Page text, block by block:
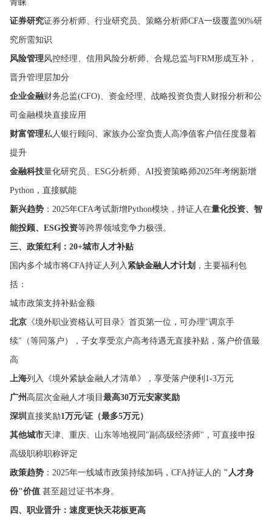
青睐
证券研究证券分析师、行业研究员、策略分析师CFA一级覆盖90%研
究所需知识
风险管理风控经理、信用风险分析师、合规总监与FRM形成互补，
晋升管理层加分
企业金融财务总监(CFO)、资金经理、战略投资负责人财报分析和公
司金融模块直接应用
财富管理私人银行顾问、家族办公室负责人高净值客户信任度显着
提升
金融科技量化研究员、ESG分析师、AI投资策略师2025年考纲新增
Python，直接赋能
新兴趋势：2025年CFA考试新增Python模块，持证人在量化投资、智
能投顾、ESG投资等跨界领域竞争力极强。
三、政策红利：20+城市人才补贴
国内多个城市将CFA持证人列入 紧缺金融人才计划 ，主要福利包
括：
城市政策支持补贴金额
北京《境外职业资格认可目录》首页第一位，可办理"调京手
续"（等同落户），子女享受京户高考待遇无直接补贴，落户价值最
高
上海列入《境外紧缺金融人才清单》，享受落户便利1-3万元
广州高层次金融人才项目 最高30万元安家奖励
深圳 直接奖励1万元/证（最多5万元）
其他城市天津、重庆、山东等地视同"副高级经济师"，可直接申报
高级职称职称评定
政策趋势：2025年一线城市政策持续加码，CFA持证人的 "人才身
份"价值甚至超过证书本身。
四、职业晋升：速度更快天花板更高